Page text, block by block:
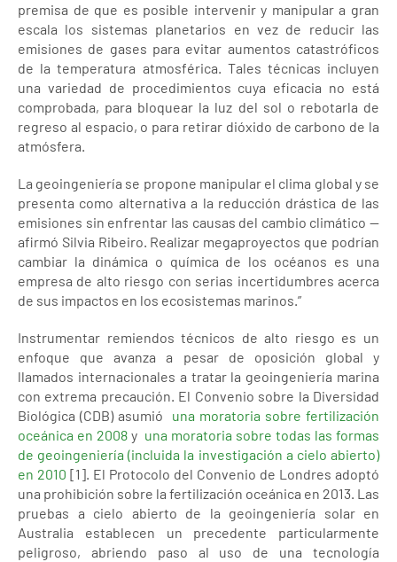
premisa de que es posible intervenir y manipular a gran
escala los sistemas planetarios en vez de reducir las
emisiones de gases para evitar aumentos catastróficos
de la temperatura atmosférica. Tales técnicas incluyen
una variedad de procedimientos cuya eficacia no está
comprobada, para bloquear la luz del sol o rebotarla de
regreso al espacio, o para retirar dióxido de carbono de la
atmósfera.
La geoingeniería se propone manipular el clima global y se
presenta como alternativa a la reducción drástica de las
emisiones sin enfrentar las causas del cambio climático —
afirmó Silvia Ribeiro. Realizar megaproyectos que podrían
cambiar la dinámica o química de los océanos es una
empresa de alto riesgo con serias incertidumbres acerca
de sus impactos en los ecosistemas marinos.”
Instrumentar remiendos técnicos de alto riesgo es un
enfoque que avanza a pesar de oposición global y
llamados internacionales a tratar la geoingeniería marina
con extrema precaución. El Convenio sobre la Diversidad
Biológica (CDB) asumió una moratoria sobre fertilización
oceánica en 2008 y una moratoria sobre todas las formas
de geoingeniería (incluida la investigación a cielo abierto)
en 2010 [1]. El Protocolo del Convenio de Londres adoptó
una prohibición sobre la fertilización oceánica en 2013. Las
pruebas a cielo abierto de la geoingeniería solar en
Australia establecen un precedente particularmente
peligroso, abriendo paso al uso de una tecnología